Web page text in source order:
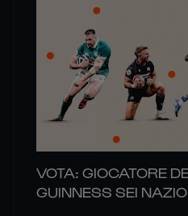
VOTA: GIOCATORE
GUINNESS SEI